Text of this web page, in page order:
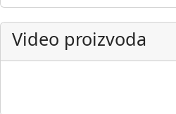
Video proizvoda
▶